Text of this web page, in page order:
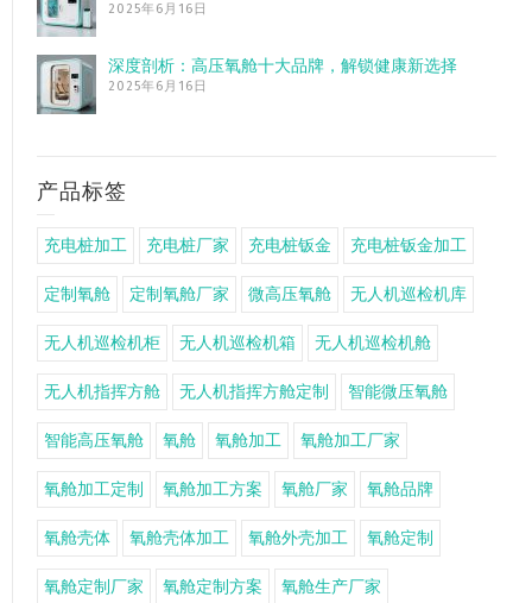
2025年6月16日
深度剖析：高压氧舱十大品牌，解锁健康新选择
2025年6月16日
产品标签
充电桩加工 充电桩厂家 充电桩钣金 充电桩钣金加工
定制氧舱 定制氧舱厂家 微高压氧舱 无人机巡检机库
无人机巡检机柜 无人机巡检机箱 无人机巡检机舱
无人机指挥方舱 无人机指挥方舱定制 智能微压氧舱
智能高压氧舱 氧舱 氧舱加工 氧舱加工厂家
氧舱加工定制 氧舱加工方案 氧舱厂家 氧舱品牌
氧舱壳体 氧舱壳体加工 氧舱外壳加工 氧舱定制
氧舱定制厂家 氧舱定制方案 氧舱生产厂家